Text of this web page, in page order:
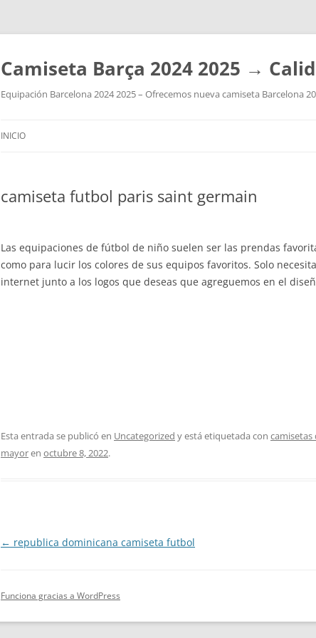
Camiseta Barça 2024 2025 →
Equipación Barcelona 2024 2025 – Ofrecemos nueva camiseta Barcelona
INICIO
camiseta futbol paris saint germain
Las equipaciones de fútbol de niño suelen ser las prendas
como para lucir los colores de sus equipos favoritos. Solo
internet junto a los logos que deseas que agreguemos en el
Esta entrada se publicó en Uncategorized y está etiquetada con
mayoren octubre 8, 2022.
Navegación
← republica dominicana camiseta futbol
Funciona gracias a WordPress